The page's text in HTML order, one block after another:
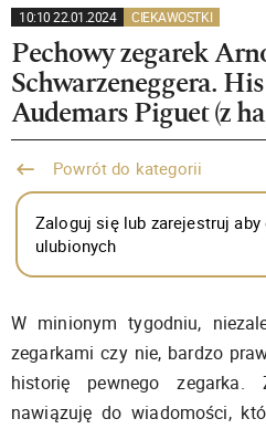
10:10 22.01.2024 CIEKAWOSTKI
Pechowy zegarek
Schwarzeneggera.
Audemars Piguet (z
Powrót do kategorii
Zaloguj się lub zarejestruj aby
ulubionych
W minionym tygodniu,
zegarkami czy nie, bardzo
historię pewnego
nawiązuję do wiadomości,